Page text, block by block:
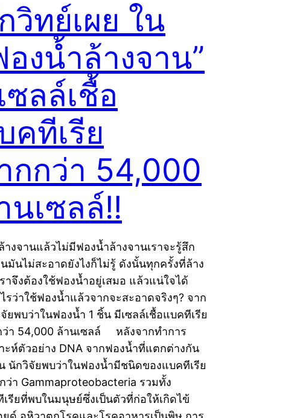
วิทย์เผย ใน
องน้ำล้างจาน”
ซลล์เชื้อ
คทีเรีย
กกว่า 54,000
นเซลล์!!
างจานแล้วไม่มีฟองน้ำล้างจานเราจะรู้สึก
มันไม่สะอาดยังไงก็ไม่รู้ ดังนั้นทุกครั้งที่ล้าง
าจึงต้องใช้ฟองน้ำอยู่เสมอ แล้วแน่ใจได้
รว่าใช้ฟองน้ำแล้วจากจะสะอาดจริงๆ? จาก
ยพบว่าในฟองน้ำ 1 ชิ้น มีเซลล์เชื้อแบคทีเรีย
ว่า 54,000 ล้านเซลล์ หลังจากทำการ
ะห์ตัวอย่าง DNA จากฟองน้ำที่แตกต่างกัน
นักวิจัยพบว่าในฟองน้ำมีชนิดของแบคทีเรีย
ว่า Gammaproteobacteria รวมทั้ง
รียที่พบในมนุษย์ซึ่งเป็นตัวที่ก่อให้เกิดไข้